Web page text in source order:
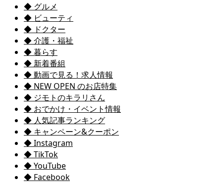
◆ グルメ
◆ ビューティ
◆ ドクター
◆ 介護・福祉
◆ 暮らす
◆ 新着番組
◆ 動画で見る！求人情報
◆ NEW OPEN のお店特集
◆ ジモトのキラリさん
◆ おでかけ・イベント情報
◆ 人気記事ランキング
◆ キャンペーン&クーポン
◆ Instagram
◆ TikTok
◆ YouTube
◆ Facebook